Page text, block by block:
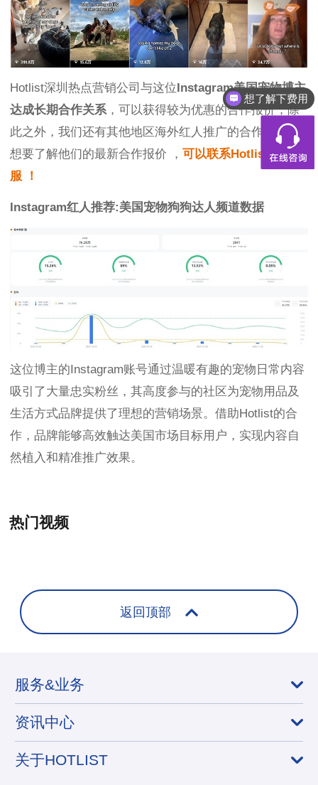
Hotlist深圳热点营销公司与这位Instagram美国宠物博主
达成长期合作关系 ，可以获得较为优惠的合作报价，除
此之外，我们还有其他地区海外红人推广的合作优惠，
想要了解他们的最新合作报价 ， 可以联系Hotlist在线客
服 ！
Instagram红人推荐:美国宠物狗狗达人频道数据
这位博主的Instagram账号通过温暖有趣的宠物日常内容
吸引了大量忠实粉丝，其高度参与的社区为宠物用品及
生活方式品牌提供了理想的营销场景。借助Hotlist的合
作，品牌能够高效触达美国市场目标用户，实现内容自
然植入和精准推广效果。
热门视频
返回顶部
服务&业务
资讯中心
关于HOTLIST
想了解下费用